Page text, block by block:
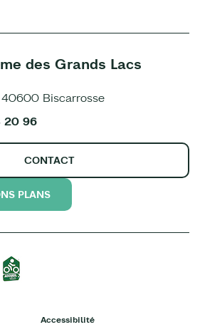
des Grands Lacs
Biscarrosse
20 96
CONTACT
PLANS
Accessibilité